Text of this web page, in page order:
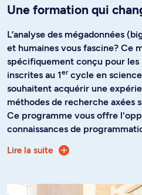
Une formation qui
L’analyse des mégadonnées
et humaines vous fascine? Ce
spécifiquement conçu pour les
inscrites au 1ercycle en
souhaitent acquérir une
méthodes de recherche axées
Ce programme vous offre
connaissances de
forage, de la visualisation et de
automatisée. Développez vos
préparant à un marché de
Le microprogramme favorise
seulement ce langage est-il de
Lire la suite